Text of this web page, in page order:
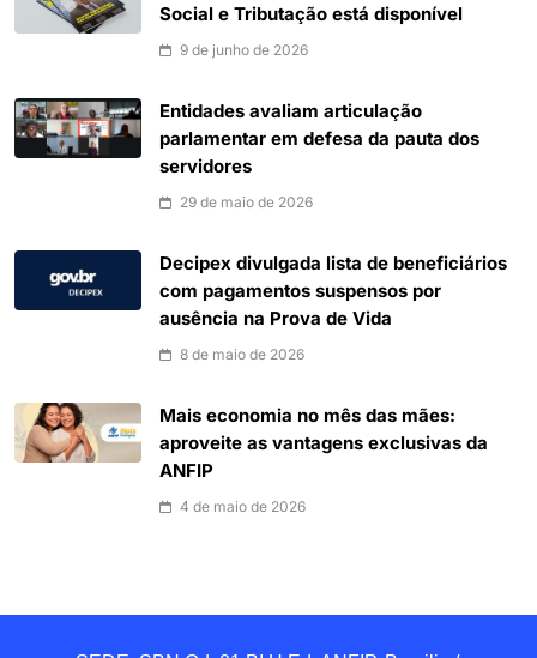
Social e Tributação está disponível
9 de junho de 2026
Entidades avaliam articulação
parlamentar em defesa da pauta dos
servidores
29 de maio de 2026
Decipex divulgada lista de beneficiários
com pagamentos suspensos por
ausência na Prova de Vida
8 de maio de 2026
Mais economia no mês das mães:
aproveite as vantagens exclusivas da
ANFIP
4 de maio de 2026